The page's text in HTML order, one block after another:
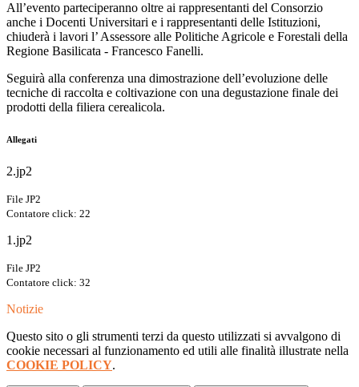
All’evento parteciperanno oltre ai rappresentanti del Consorzio
anche i Docenti Universitari e i rappresentanti delle Istituzioni,
chiuderà i lavori l’ Assessore alle Politiche Agricole e Forestali della
Regione Basilicata - Francesco Fanelli.
Seguirà alla conferenza una dimostrazione dell’evoluzione delle
tecniche di raccolta e coltivazione con una degustazione finale dei
prodotti della filiera cerealicola.
Allegati
2.jp2
File JP2
Contatore click: 22
1.jp2
File JP2
Contatore click: 32
Notizie
Questo sito o gli strumenti terzi da questo utilizzati si avvalgono di
cookie necessari al funzionamento ed utili alle finalità illustrate nella
COOKIE POLICY.